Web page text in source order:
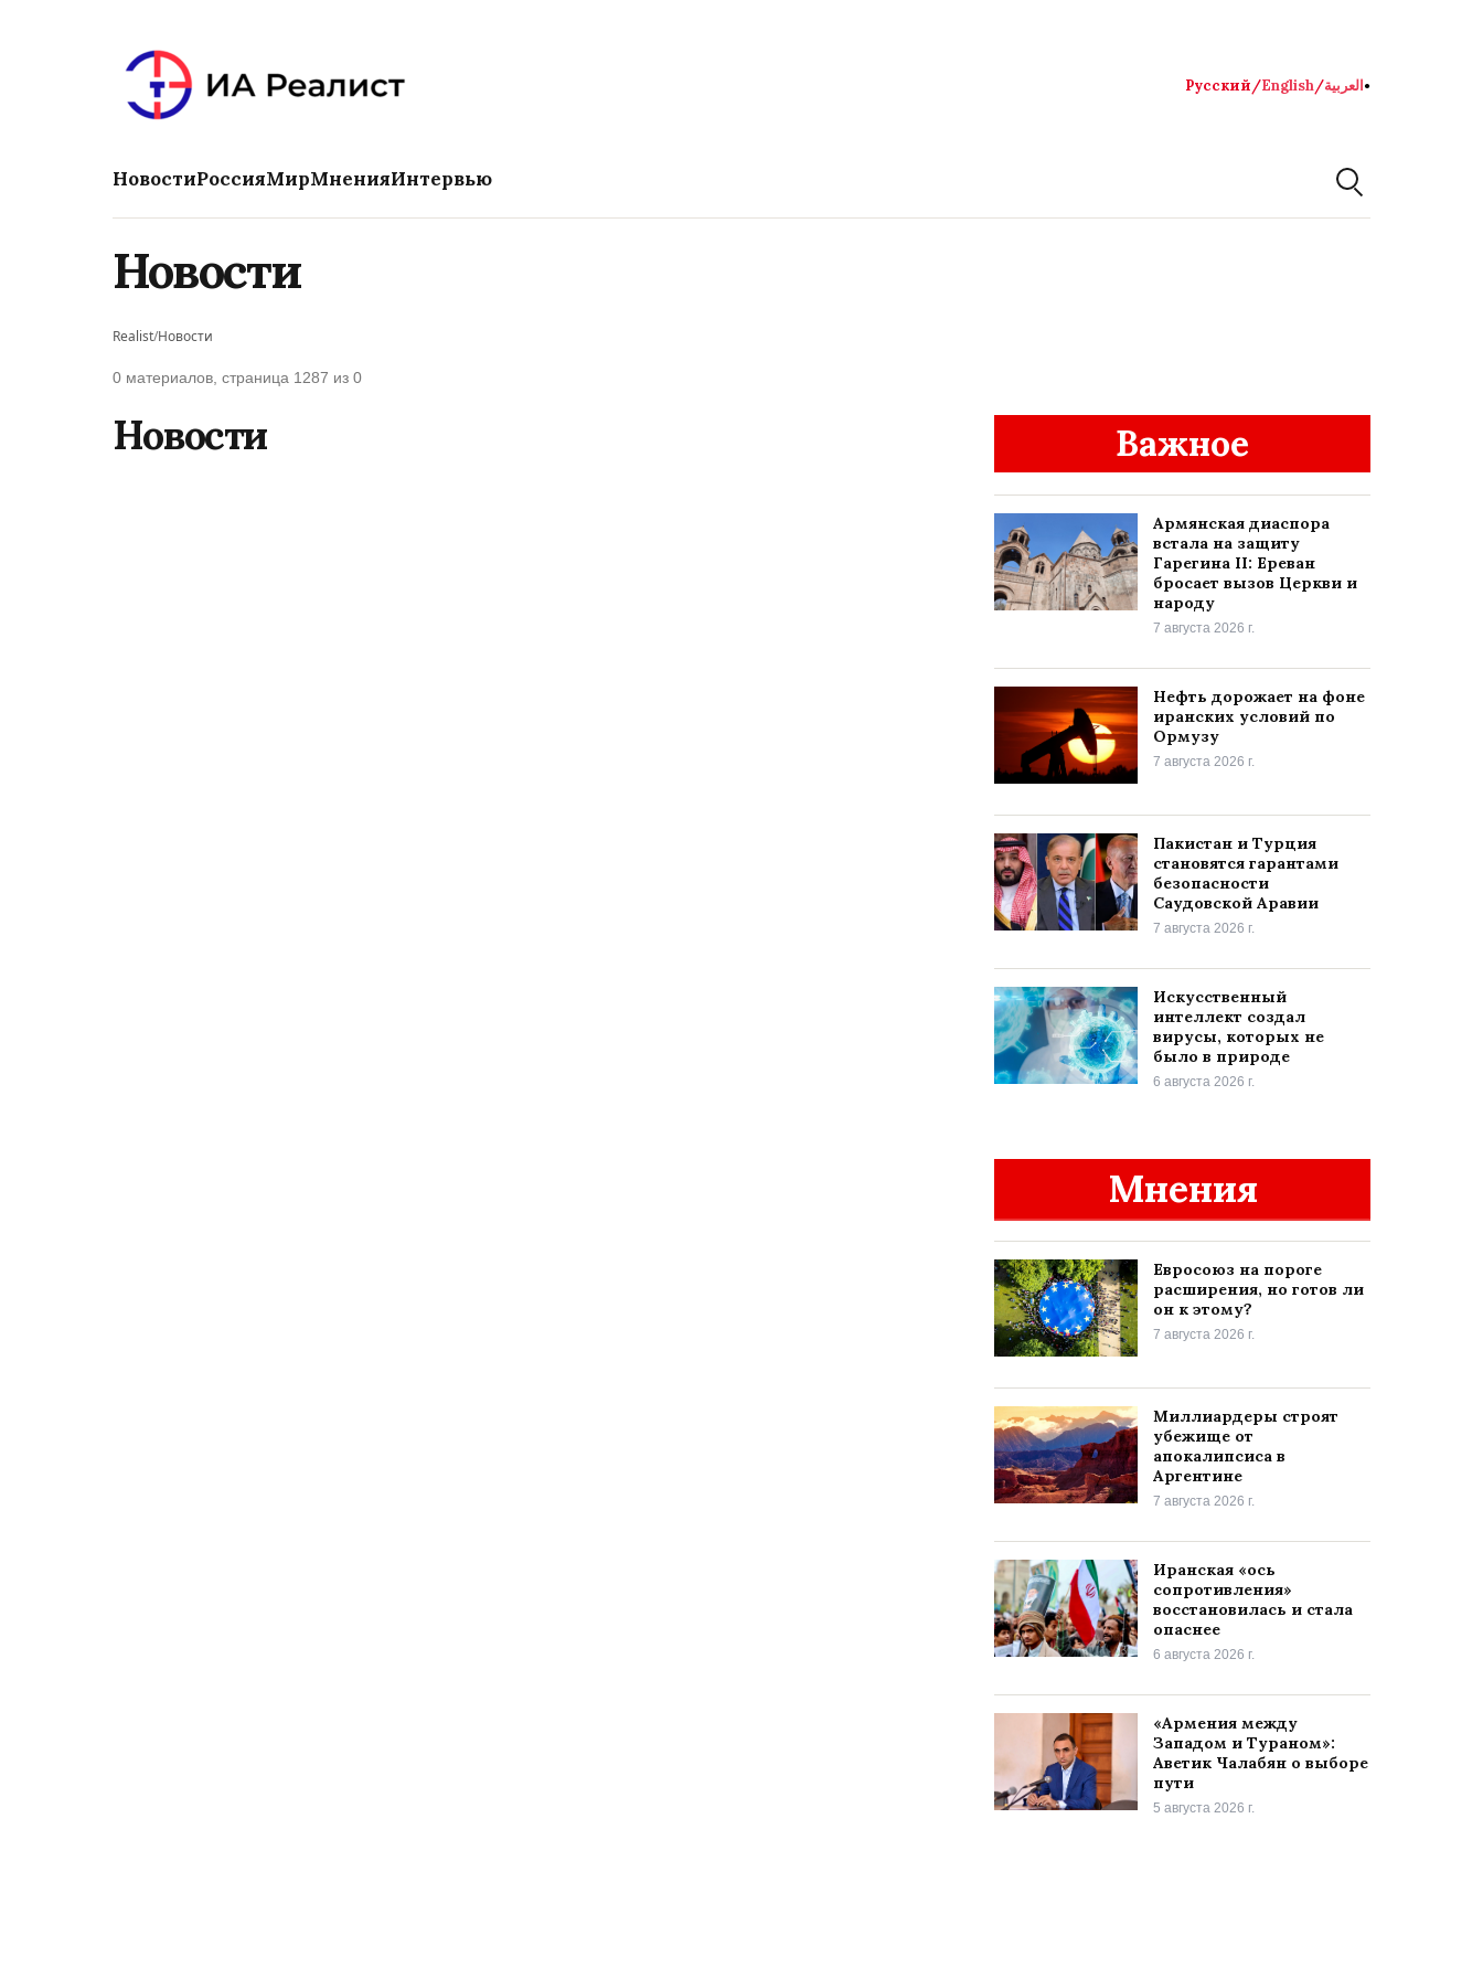
Русский/English/العربية●
НовостиРоссияМирМненияИнтервью
Новости
Realist/Новости
0 материалов, страница 1287 из 0
Новости Важное
Армянская диаспора
встала на защиту
Гарегина II: Ереван
бросает вызов Церкви и
народу
7 августа 2026 г.
Нефть дорожает на фоне
иранских условий по
Ормузу
7 августа 2026 г.
Пакистан и Турция
становятся гарантами
безопасности
Саудовской Аравии
7 августа 2026 г.
Искусственный
интеллект создал
вирусы, которых не
было в природе
6 августа 2026 г.
Мнения
Евросоюз на пороге
расширения, но готов ли
он к этому?
7 августа 2026 г.
Миллиардеры строят
убежище от
апокалипсиса в
Аргентине
7 августа 2026 г.
Иранская «ось
сопротивления»
восстановилась и стала
опаснее
6 августа 2026 г.
«Армения между
Западом и Тураном»:
Аветик Чалабян о выборе
пути
5 августа 2026 г.